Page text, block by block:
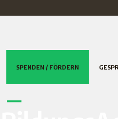
SPENDEN / FÖRDERN